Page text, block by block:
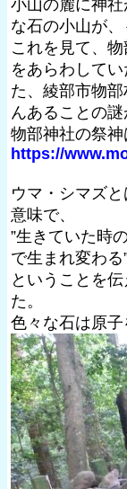
小山の麓に神
な石の小山が、
これを見て、
をあらわして
た、綾部市物
んあることの謎
物部神社の祭神
https://
ウマ・シマズ
意味で、
”生きていた時
で生まれ変わる
ということを
た。
色々な石は原子